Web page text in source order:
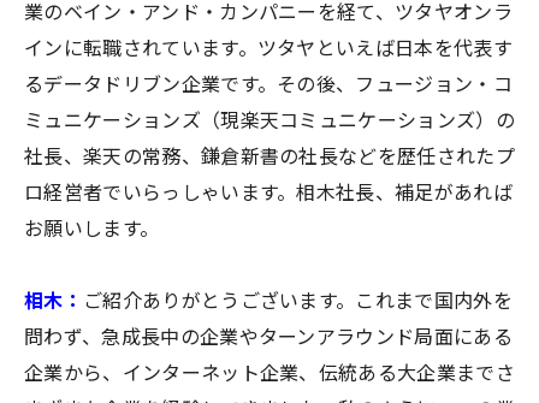
業のベイン・アンド・カンパニーを経て、ツタヤオンラ
インに転職されています。ツタヤといえば日本を代表す
るデータドリブン企業です。その後、フュージョン・コ
ミュニケーションズ（現楽天コミュニケーションズ）の
社長、楽天の常務、鎌倉新書の社長などを歴任されたプ
ロ経営者でいらっしゃいます。相木社長、補足があれば
お願いします。
相木： ご紹介ありがとうございます。これまで国内外を
問わず、急成長中の企業やターンアラウンド局面にある
企業から、インターネット企業、伝統ある大企業までさ